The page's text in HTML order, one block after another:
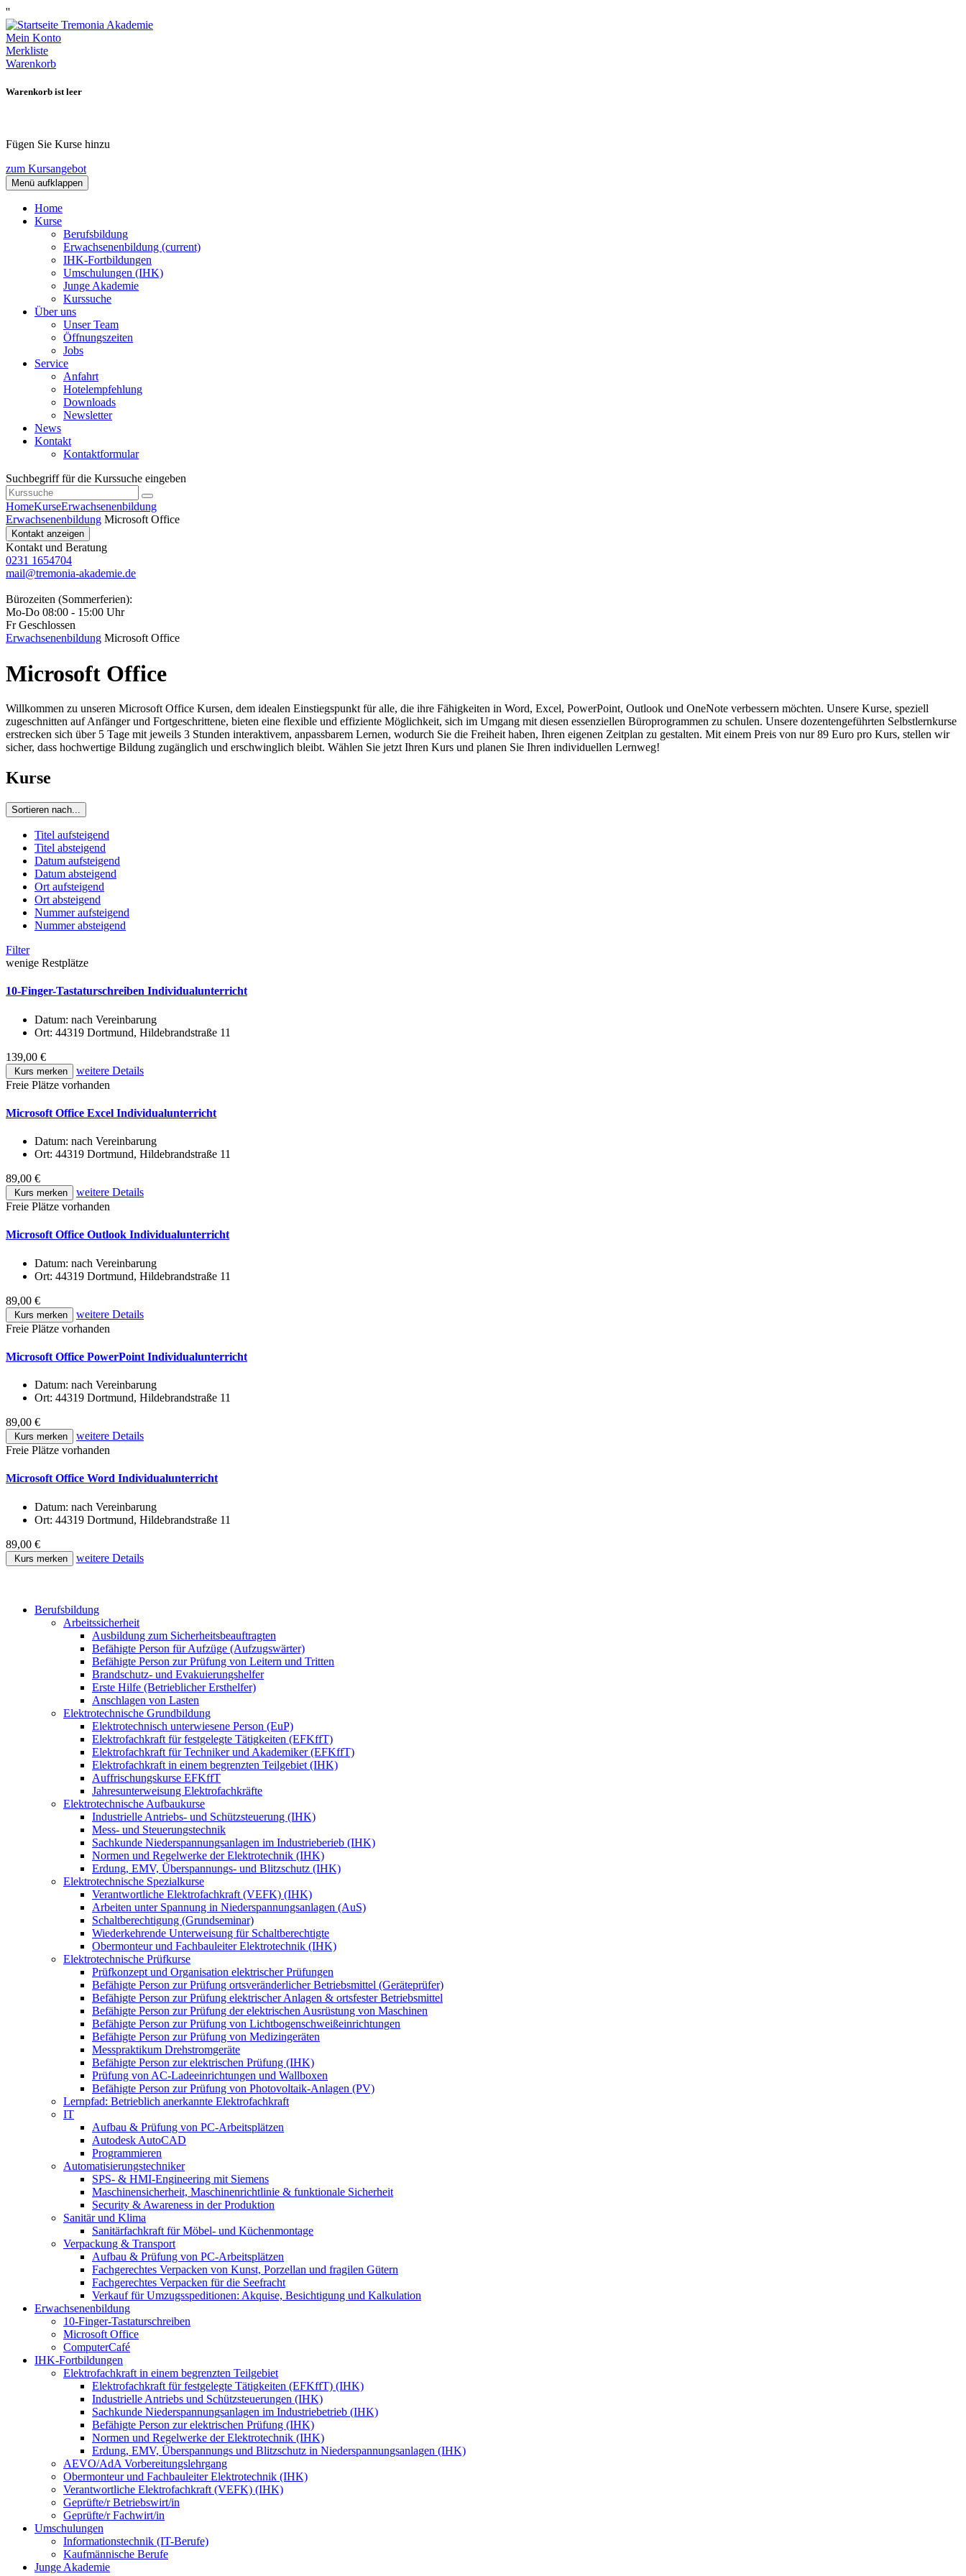
''
Mein Konto
Merkliste
Warenkorb
Warenkorb ist leer
Fügen Sie Kurse hinzu
zum Kursangebot
Menü aufklappen
Home
Kurse
Berufsbildung
Erwachsenenbildung (current)
IHK-Fortbildungen
Umschulungen (IHK)
Junge Akademie
Kurssuche
Über uns
Unser Team
Öffnungszeiten
Jobs
Service
Anfahrt
Hotelempfehlung
Downloads
Newsletter
News
Kontakt
Kontaktformular
Suchbegriff für die Kurssuche eingeben
HomeKurseErwachsenenbildung
Erwachsenenbildung Microsoft Office
Kontakt anzeigen
Kontakt und Beratung
0231 1654704
mail@tremonia-akademie.de
Bürozeiten (Sommerferien):
Mo-Do 08:00 - 15:00 Uhr
Fr Geschlossen
Erwachsenenbildung Microsoft Office
Microsoft Office
Willkommen zu unseren Microsoft Office Kursen, dem idealen Einstiegspunkt für alle, die ihre Fähigkeiten in Word, Excel, PowerPoint, Outlook und OneNote verbessern möchten. Unsere Kurse, speziell
zugeschnitten auf Anfänger und Fortgeschrittene, bieten eine flexible und effiziente Möglichkeit, sich im Umgang mit diesen essenziellen Büroprogrammen zu schulen. Unsere dozentengeführten Selbstlernkurse
erstrecken sich über 5 Tage mit jeweils 3 Stunden interaktivem, anpassbarem Lernen, wodurch Sie die Freiheit haben, Ihren eigenen Zeitplan zu gestalten. Mit einem Preis von nur 89 Euro pro Kurs, stellen wir
sicher, dass hochwertige Bildung zugänglich und erschwinglich bleibt. Wählen Sie jetzt Ihren Kurs und planen Sie Ihren individuellen Lernweg!
Kurse
Sortieren nach...
Titel aufsteigend
Titel absteigend
Datum aufsteigend
Datum absteigend
Ort aufsteigend
Ort absteigend
Nummer aufsteigend
Nummer absteigend
Filter
wenige Restplätze
10-Finger-Tastaturschreiben Individualunterricht
Datum: nach Vereinbarung
Ort: 44319 Dortmund, Hildebrandstraße 11
139,00 €
Kurs merken
weitere Details
Freie Plätze vorhanden
Microsoft Office Excel Individualunterricht
Datum: nach Vereinbarung
Ort: 44319 Dortmund, Hildebrandstraße 11
89,00 €
Kurs merken
weitere Details
Freie Plätze vorhanden
Microsoft Office Outlook Individualunterricht
Datum: nach Vereinbarung
Ort: 44319 Dortmund, Hildebrandstraße 11
89,00 €
Kurs merken
weitere Details
Freie Plätze vorhanden
Microsoft Office PowerPoint Individualunterricht
Datum: nach Vereinbarung
Ort: 44319 Dortmund, Hildebrandstraße 11
89,00 €
Kurs merken
weitere Details
Freie Plätze vorhanden
Microsoft Office Word Individualunterricht
Datum: nach Vereinbarung
Ort: 44319 Dortmund, Hildebrandstraße 11
89,00 €
Kurs merken weitere Details
Berufsbildung
Arbeitssicherheit
Ausbildung zum Sicherheitsbeauftragten
Befähigte Person für Aufzüge (Aufzugswärter)
Befähigte Person zur Prüfung von Leitern und Tritten
Brandschutz- und Evakuierungshelfer
Erste Hilfe (Betrieblicher Ersthelfer)
Anschlagen von Lasten
Elektrotechnische Grundbildung
Elektrotechnisch unterwiesene Person (EuP)
Elektrofachkraft für festgelegte Tätigkeiten (EFKffT)
Elektrofachkraft für Techniker und Akademiker (EFKffT)
Elektrofachkraft in einem begrenzten Teilgebiet (IHK)
Auffrischungskurse EFKffT
Jahresunterweisung Elektrofachkräfte
Elektrotechnische Aufbaukurse
Industrielle Antriebs- und Schützsteuerung (IHK)
Mess- und Steuerungstechnik
Sachkunde Niederspannungsanlagen im Industrieberieb (IHK)
Normen und Regelwerke der Elektrotechnik (IHK)
Erdung, EMV, Überspannungs- und Blitzschutz (IHK)
Elektrotechnische Spezialkurse
Verantwortliche Elektrofachkraft (VEFK) (IHK)
Arbeiten unter Spannung in Niederspannungsanlagen (AuS)
Schaltberechtigung (Grundseminar)
Wiederkehrende Unterweisung für Schaltberechtigte
Obermonteur und Fachbauleiter Elektrotechnik (IHK)
Elektrotechnische Prüfkurse
Prüfkonzept und Organisation elektrischer Prüfungen
Befähigte Person zur Prüfung ortsveränderlicher Betriebsmittel (Geräteprüfer)
Befähigte Person zur Prüfung elektrischer Anlagen & ortsfester Betriebsmittel
Befähigte Person zur Prüfung der elektrischen Ausrüstung von Maschinen
Befähigte Person zur Prüfung von Lichtbogenschweißeinrichtungen
Befähigte Person zur Prüfung von Medizingeräten
Messpraktikum Drehstromgeräte
Befähigte Person zur elektrischen Prüfung (IHK)
Prüfung von AC-Ladeeinrichtungen und Wallboxen
Befähigte Person zur Prüfung von Photovoltaik-Anlagen (PV)
Lernpfad: Betrieblich anerkannte Elektrofachkraft
IT
Aufbau & Prüfung von PC-Arbeitsplätzen
Autodesk AutoCAD
Programmieren
Automatisierungstechniker
SPS‑ & HMI‑Engineering mit Siemens
Maschinensicherheit, Maschinenrichtlinie & funktionale Sicherheit
Security & Awareness in der Produktion
Sanitär und Klima
Sanitärfachkraft für Möbel- und Küchenmontage
Verpackung & Transport
Aufbau & Prüfung von PC-Arbeitsplätzen
Fachgerechtes Verpacken von Kunst, Porzellan und fragilen Gütern
Fachgerechtes Verpacken für die Seefracht
Verkauf für Umzugsspeditionen: Akquise, Besichtigung und Kalkulation
Erwachsenenbildung
10-Finger-Tastaturschreiben
Microsoft Office
ComputerCafé
IHK-Fortbildungen
Elektrofachkraft in einem begrenzten Teilgebiet
Elektrofachkraft für festgelegte Tätigkeiten (EFKffT) (IHK)
Industrielle Antriebs und Schützsteuerungen (IHK)
Sachkunde Niederspannungsanlagen im Industriebetrieb (IHK)
Befähigte Person zur elektrischen Prüfung (IHK)
Normen und Regelwerke der Elektrotechnik (IHK)
Erdung, EMV, Überspannungs und Blitzschutz in Niederspannungsanlagen (IHK)
AEVO/AdA Vorbereitungslehrgang
Obermonteur und Fachbauleiter Elektrotechnik (IHK)
Verantwortliche Elektrofachkraft (VEFK) (IHK)
Geprüfte/r Betriebswirt/in
Geprüfte/r Fachwirt/in
Umschulungen
Informationstechnik (IT-Berufe)
Kaufmännische Berufe
Junge Akademie